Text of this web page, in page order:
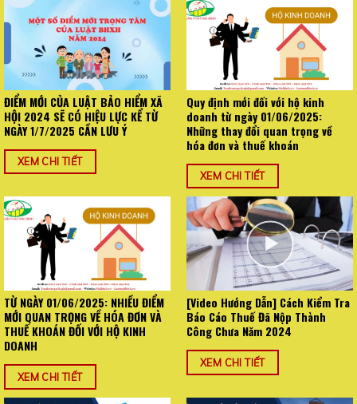
ĐIỂM MỚI CỦA LUẬT BẢO HIỂM XÃ
HỘI 2024 SẼ CÓ HIỆU LỰC KỂ TỪ
NGÀY 1/7/2025 CẦN LƯU Ý
XEM CHI TIẾT
Quy định mới đối với hộ kinh
doanh từ ngày 01/06/2025:
Những thay đổi quan trọng về
hóa đơn và thuế khoán
XEM CHI TIẾT
TỪ NGÀY 01/06/2025: NHIỀU ĐIỂM
MỚI QUAN TRỌNG VỀ HÓA ĐƠN VÀ
THUẾ KHOÁN ĐỐI VỚI HỘ KINH
DOANH
XEM CHI TIẾT
[Video Hướng Dẫn] Cách Kiểm Tra
Báo Cáo Thuế Đã Nộp Thành
Công Chưa Năm 2024
XEM CHI TIẾT